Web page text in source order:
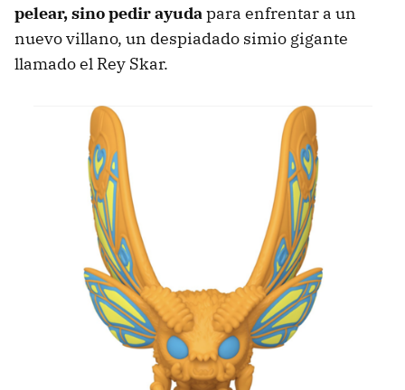
pelear, sino pedir ayudapara enfrentar a un
nuevo villano, un despiadado simio gigante
llamado el Rey Skar.